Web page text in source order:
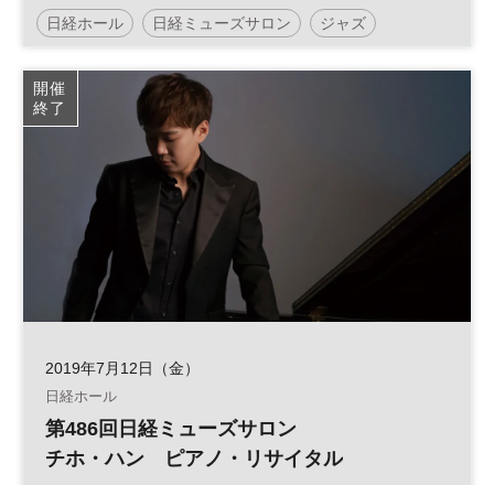
日経ホール 日経ミューズサロン ジャズ
コンサート
ミューズサロン
開催
終了
2019年7月12日（金）
日経ホール
第486回日経ミューズサロン
チホ・ハン ピアノ・リサイタル